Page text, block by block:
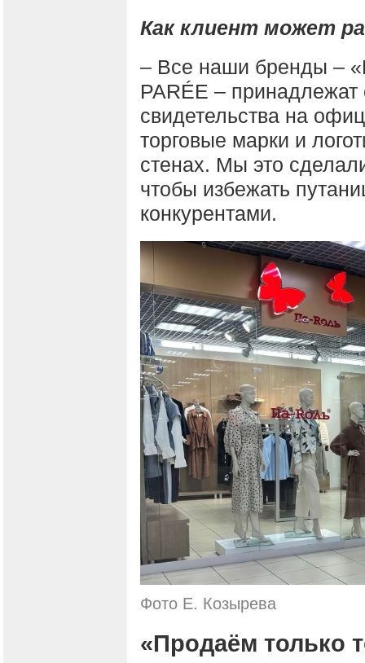
Как клиент может
– Все наши бренды –
PARÉE – принадлежат
свидетельства на
торговые марки и
стенах. Мы это
чтобы избежать
конкурентами.
Фото Е. Козырева
«Продаём только